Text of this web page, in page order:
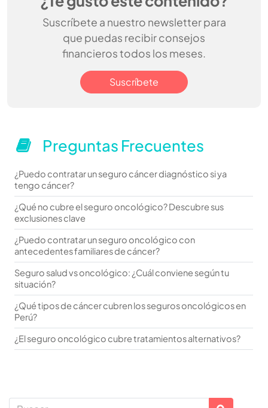
Suscríbete a nuestro newsletter para
que puedas recibir consejos
financieros todos los meses.
Suscríbete
Preguntas Frecuentes
¿Puedo contratar un seguro cáncer diagnóstico si ya
tengo cáncer?
¿Qué no cubre el seguro oncológico? Descubre sus
exclusiones clave
¿Puedo contratar un seguro oncológico con
antecedentes familiares de cáncer?
Seguro salud vs oncológico: ¿Cuál conviene según tu
situación?
¿Qué tipos de cáncer cubren los seguros oncológicos en
Perú?
¿El seguro oncológico cubre tratamientos alternativos?